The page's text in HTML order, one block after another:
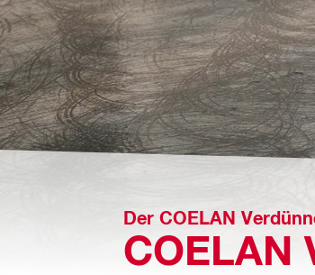
Der COELAN
COELAN